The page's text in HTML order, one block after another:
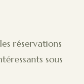
réservations
sous